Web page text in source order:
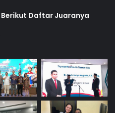
Berikut Daftar Juaranya